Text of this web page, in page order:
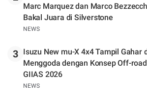
Marc Marquez dan Marco
Bakal Juara di Silverstone
NEWS
3
Isuzu New mu-X 4x4 Tampil Gahar
Menggoda dengan Konsep Off-
GIIAS 2026
NEWS